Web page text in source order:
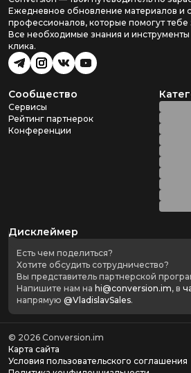
Ежедневное обновление материалов и
профессионалов, которые помогут тебе
Все необходимые знания и инструменты
клика.
Сообщество
Сервисы
Рейтинг партнерок
Конференции
Дисклеймер
Есть чем поделиться?
Хотите обсудить сотрудничество?
Вы представитель партнерской
Напишите нам на hi@conversion.im, в
напрямую @VladislavSales.
© 2026 Conversion.im
Карта сайта
Условия пользовательского соглашения